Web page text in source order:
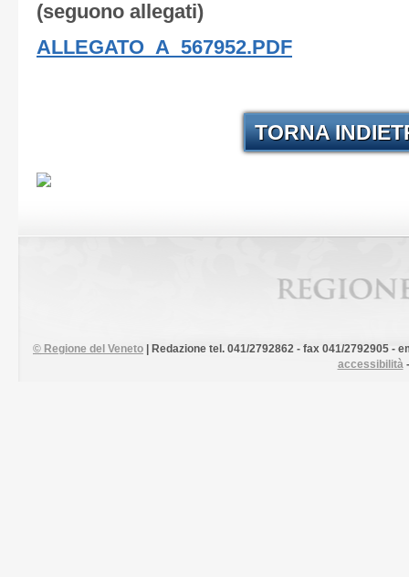
(seguono allegati)
ALLEGATO_A_567952.PDF
TORNA
© Regione del Veneto
| Redazione tel. 041/2792862 - fax 041/2792905 -
accessibilità